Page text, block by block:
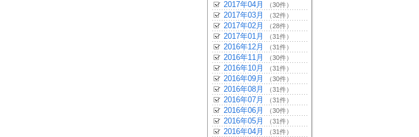
2017年04月 （30件）
2017年03月 （32件）
2017年02月 （28件）
2017年01月 （31件）
2016年12月 （31件）
2016年11月 （30件）
2016年10月 （31件）
2016年09月 （30件）
2016年08月 （31件）
2016年07月 （31件）
2016年06月 （30件）
2016年05月 （31件）
2016年04月 （31件）